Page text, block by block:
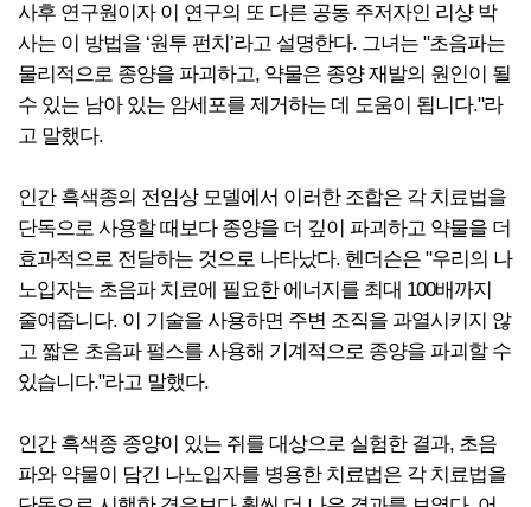
사후 연구원이자 이 연구의 또 다른 공동 주저자인 리샹 박
사는 이 방법을 ‘원투 펀치’라고 설명한다. 그녀는 "초음파는
물리적으로 종양을 파괴하고, 약물은 종양 재발의 원인이 될
수 있는 남아 있는 암세포를 제거하는 데 도움이 됩니다."라
고 말했다.
인간 흑색종의 전임상 모델에서 이러한 조합은 각 치료법을
단독으로 사용할 때보다 종양을 더 깊이 파괴하고 약물을 더
효과적으로 전달하는 것으로 나타났다. 헨더슨은 "우리의 나
노입자는 초음파 치료에 필요한 에너지를 최대 100배까지
줄여줍니다. 이 기술을 사용하면 주변 조직을 과열시키지 않
고 짧은 초음파 펄스를 사용해 기계적으로 종양을 파괴할 수
있습니다."라고 말했다.
인간 흑색종 종양이 있는 쥐를 대상으로 실험한 결과, 초음
파와 약물이 담긴 나노입자를 병용한 치료법은 각 치료법을